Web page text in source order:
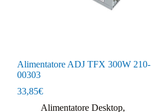
Alimentatore ADJ TFX 300W 210-
00303
33,85€
Alimentatore Desktop,